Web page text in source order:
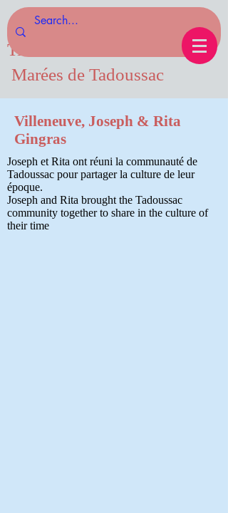
Tides of Tadoussac.com
Marées de Tadoussac
Villeneuve, Joseph & Rita
Gingras
Joseph et Rita ont réuni la communauté de
Tadoussac pour partager la culture de leur
époque.
Joseph and Rita brought the Tadoussac
community together to share in the culture of
their time